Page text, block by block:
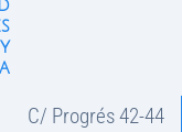
C/ Progrés 42-44